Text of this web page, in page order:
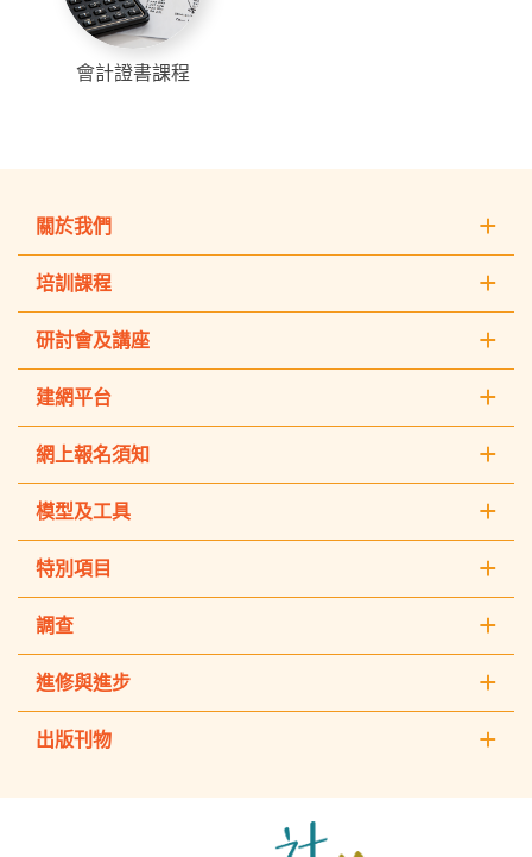
會計證書課程
關於我們
培訓課程
研討會及講座
建網平台
網上報名須知
模型及工具
特別項目
調查
進修與進步
出版刊物